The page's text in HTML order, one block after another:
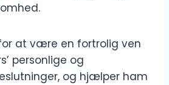
at være en fortrolig ven
personlige og
og hjælper ham